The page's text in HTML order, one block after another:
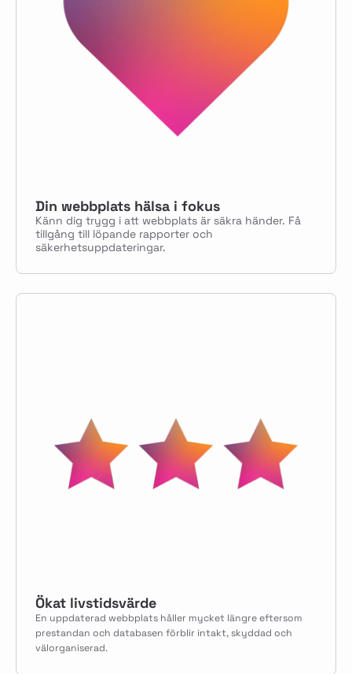
Din webbplats hälsa i fokus
Känn dig trygg i att webbplats är säkra händer. Få
tillgång till löpande rapporter och
säkerhetsuppdateringar.
Ökat livstidsvärde
En uppdaterad webbplats håller mycket längre eftersom
prestandan och databasen förblir intakt, skyddad och
välorganiserad.